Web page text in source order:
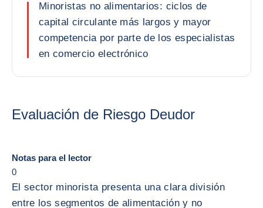
Minoristas no alimentarios: ciclos de
capital circulante más largos y mayor
competencia por parte de los especialistas
en comercio electrónico
Evaluación de Riesgo Deudor
Notas para el lector
0
El sector minorista presenta una clara división
entre los segmentos de alimentación y no